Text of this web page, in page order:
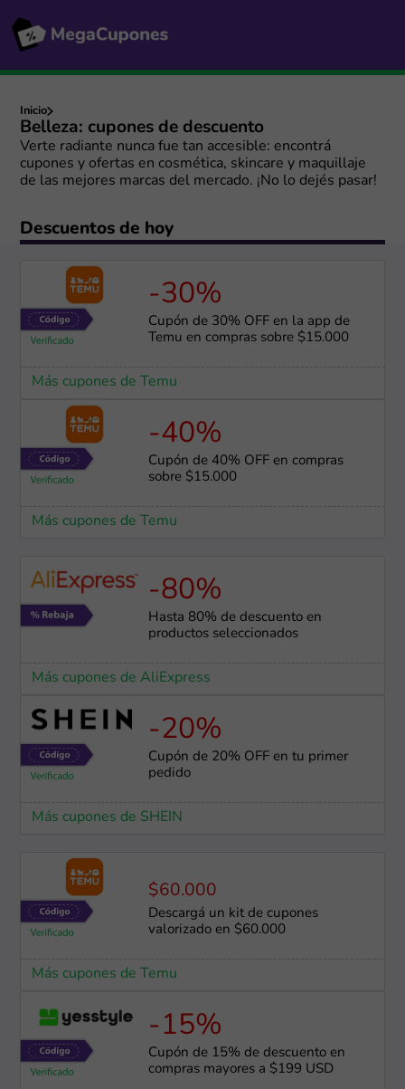
Inicio
Belleza: cupones de descuento
Verte radiante nunca fue tan accesible: encontrá
cupones y ofertas en cosmética, skincare y maquillaje
de las mejores marcas del mercado. ¡No lo dejés pasar!
Descuentos de hoy
-30%
Cupón de 30% OFF en la app de
Temu en compras sobre $15.000
Más cupones de Temu
-40%
Cupón de 40% OFF en compras
sobre $15.000
Más cupones de Temu
-80%
Hasta 80% de descuento en
productos seleccionados
Más cupones de AliExpress
-20%
Cupón de 20% OFF en tu primer
pedido
Más cupones de SHEIN
$60.000
Descargá un kit de cupones
valorizado en $60.000
Más cupones de Temu
-15%
Cupón de 15% de descuento en
compras mayores a $199 USD